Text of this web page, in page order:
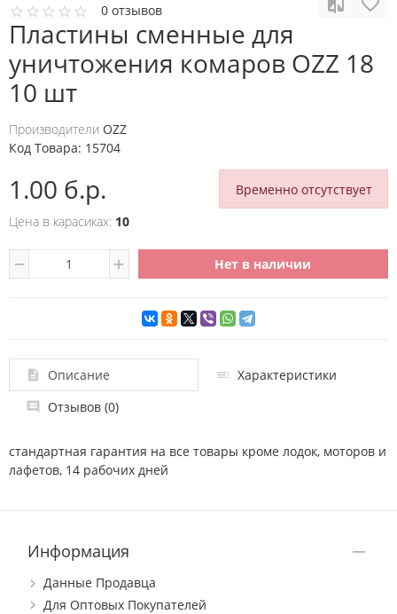
0 отзывов
Пластины сменные для
уничтожения комаров OZZ 18
10 шт
Производители OZZ
Код Товара: 15704
1.00 б.р.
Временно отсутствует
Цена в карасиках: 10
Нет в наличии
Описание
Характеристики
Отзывов (0)
стандартная гарантия на все товары кроме лодок, моторов и
лафетов, 14 рабочих дней
Информация
Данные Продавца
Для Оптовых Покупателей